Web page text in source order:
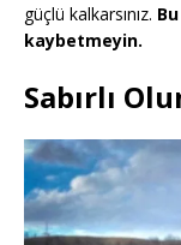
güçlü kalkarsınız.
kaybetmeyin.
Sabırlı